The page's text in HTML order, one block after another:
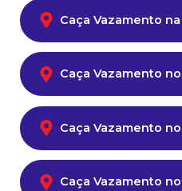
Caça Vazamento
Caça Vazamento
Caça Vazamento
Caça Vazamento